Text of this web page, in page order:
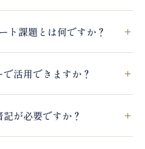
ト課題とは何ですか？
活用できますか？
が必要ですか？